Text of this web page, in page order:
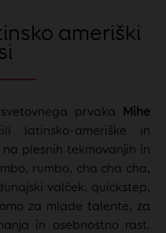
ameriški
prvaka
Mihe
latinsko-ameriške in
plesnih tekmovanjih in
rumbo, cha cha cha,
valček, quickstep,
za mlade talente, za
in osebnostno rast.